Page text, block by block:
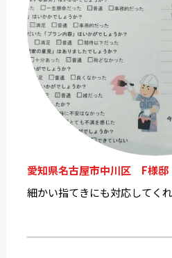
愛知県名古屋市中川区 F様邸
細かい指てきにも対応してく